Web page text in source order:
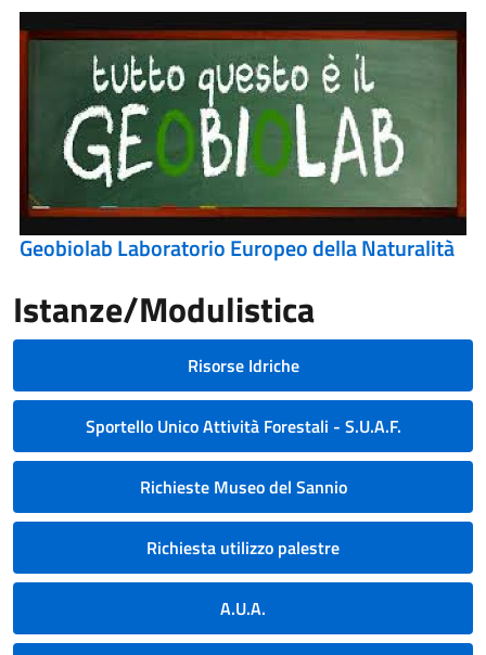
Geobiolab Laboratorio Europeo della Naturalità
Istanze/Modulistica
Risorse Idriche
Sportello Unico Attività Forestali - S.U.A.F.
Richieste Museo del Sannio
Richiesta utilizzo palestre
A.U.A.